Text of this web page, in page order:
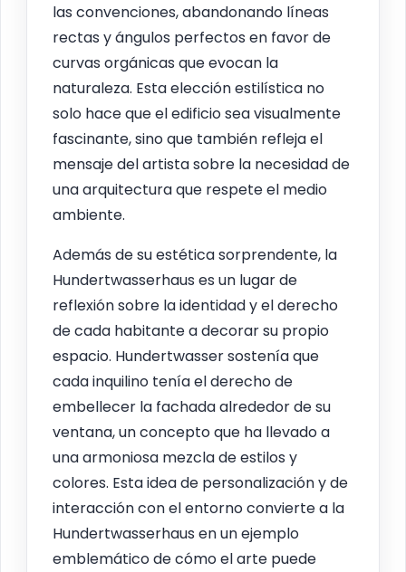
las convenciones, abandonando líneas
rectas y ángulos perfectos en favor de
curvas orgánicas que evocan la
naturaleza. Esta elección estilística no
solo hace que el edificio sea visualmente
fascinante, sino que también refleja el
mensaje del artista sobre la necesidad de
una arquitectura que respete el medio
ambiente.
Además de su estética sorprendente, la
Hundertwasserhaus es un lugar de
reflexión sobre la identidad y el derecho
de cada habitante a decorar su propio
espacio. Hundertwasser sostenía que
cada inquilino tenía el derecho de
embellecer la fachada alrededor de su
ventana, un concepto que ha llevado a
una armoniosa mezcla de estilos y
colores. Esta idea de personalización y de
interacción con el entorno convierte a la
Hundertwasserhaus en un ejemplo
emblemático de cómo el arte puede